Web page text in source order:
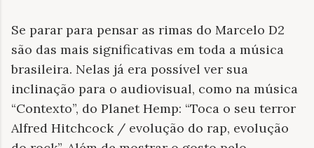
Se parar para pensar as rimas do Marcelo D2
são das mais significativas em toda a música
brasileira. Nelas já era possível ver sua
inclinação para o audiovisual, como na música
“Contexto”, do Planet Hemp: “Toca o seu terror
Alfred Hitchcock / evolução do rap, evolução